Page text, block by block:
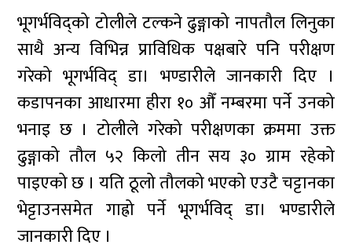
भूगर्भविद्को टोलीले टल्कने ढुङ्गाको नापतौल लिनुका
साथै अन्य विभिन्न प्राविधिक पक्षबारे पनि परीक्षण
गरेको भूगर्भविद् डा। भण्डारीले जानकारी दिए ।
कडापनका आधारमा हीरा १० औँ नम्बरमा पर्ने उनको
भनाइ छ । टोलीले गरेको परीक्षणका क्रममा उक्त
ढुङ्गाको तौल ५२ किलो तीन सय ३० ग्राम रहेको
पाइएको छ । यति ठूलो तौलको भएको एउटै चट्टानका
भेट्टाउनसमेत गाह्रो पर्ने भूगर्भविद् डा। भण्डारीले
जानकारी दिए ।